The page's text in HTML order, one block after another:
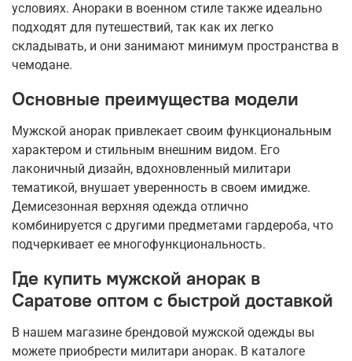
условиях. Анораки в военном стиле также идеально
подходят для путешествий, так как их легко
складывать, и они занимают минимум пространства в
чемодане.
Основные преимущества модели
Мужской анорак привлекает своим функциональным
характером и стильным внешним видом. Его
лаконичный дизайн, вдохновленный милитари
тематикой, внушает уверенность в своем имидже.
Демисезонная верхняя одежда отлично
комбинируется с другими предметами гардероба, что
подчеркивает ее многофункциональность.
Где купить мужской анорак в
Саратове оптом с быстрой доставкой
В нашем магазине брендовой мужской одежды вы
можете приобрести милитари анорак. В каталоге